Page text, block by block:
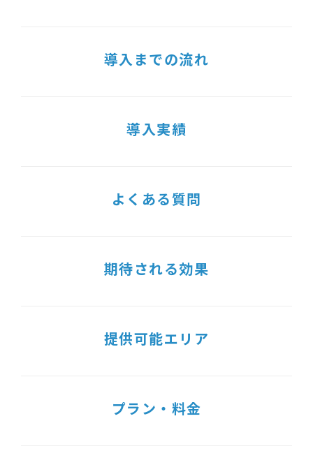
導入までの流れ
導入実績
よくある質問
期待される効果
提供可能エリア
プラン・料金